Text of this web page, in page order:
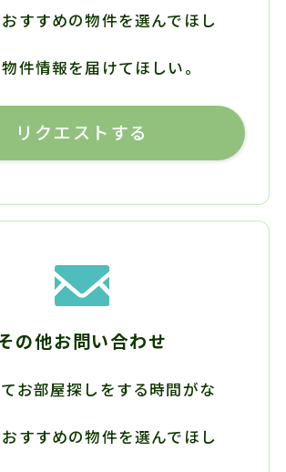
すすめの物件を選んでほし
件情報を届けてほしい。
リクエストする
の他お問い合わせ
お部屋探しをする時間がな
すすめの物件を選んでほし